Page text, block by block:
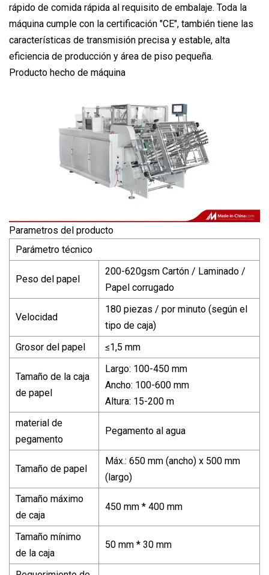
rápido de comida rápida al requisito de embalaje. Toda la
máquina cumple con la certificación "CE", también tiene las
características de transmisión precisa y estable, alta
eficiencia de producción y área de piso pequeña.
Producto hecho de máquina
Parametros del producto
Parámetro técnico
Peso del papel
200-620gsm Cartón / Laminado /
Papel corrugado
Velocidad
180 piezas / por minuto (según el
tipo de caja)
Grosor del papel
≤1,5 mm
Tamaño de la caja
de papel
Largo: 100-450 mm
Ancho: 100-600 mm
Altura: 15-200 m
material de
pegamento
Pegamento al agua
Tamaño de papel
Máx.: 650 mm (ancho) x 500 mm
(largo)
Tamaño máximo
de caja
450 mm * 400 mm
Tamaño mínimo
de la caja
50 mm * 30 mm